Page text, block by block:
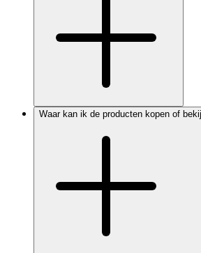
Waar kan ik de producten kopen of